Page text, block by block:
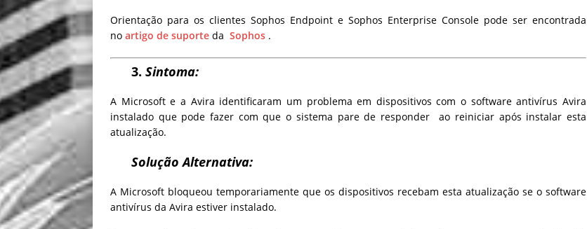
Orientação para os clientes Sophos Endpoint e Sophos Enterprise Console pode ser encontrada
no artigo de suporte da Sophos .
3. Sintoma:
A Microsoft e a Avira identificaram um problema em dispositivos com o software antivírus Avira
instalado que pode fazer com que o sistema pare de responder
ao reiniciar após instalar esta
atualização.
Solução Alternativa:
A Microsoft bloqueou temporariamente que os dispositivos recebam esta atualização se osoftware
antivírus da Avira estiver instalado.